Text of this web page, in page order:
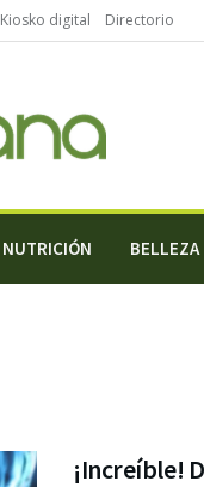
Kiosko digital Directorio
NUTRICIÓN BELLEZA
¡Increíble!